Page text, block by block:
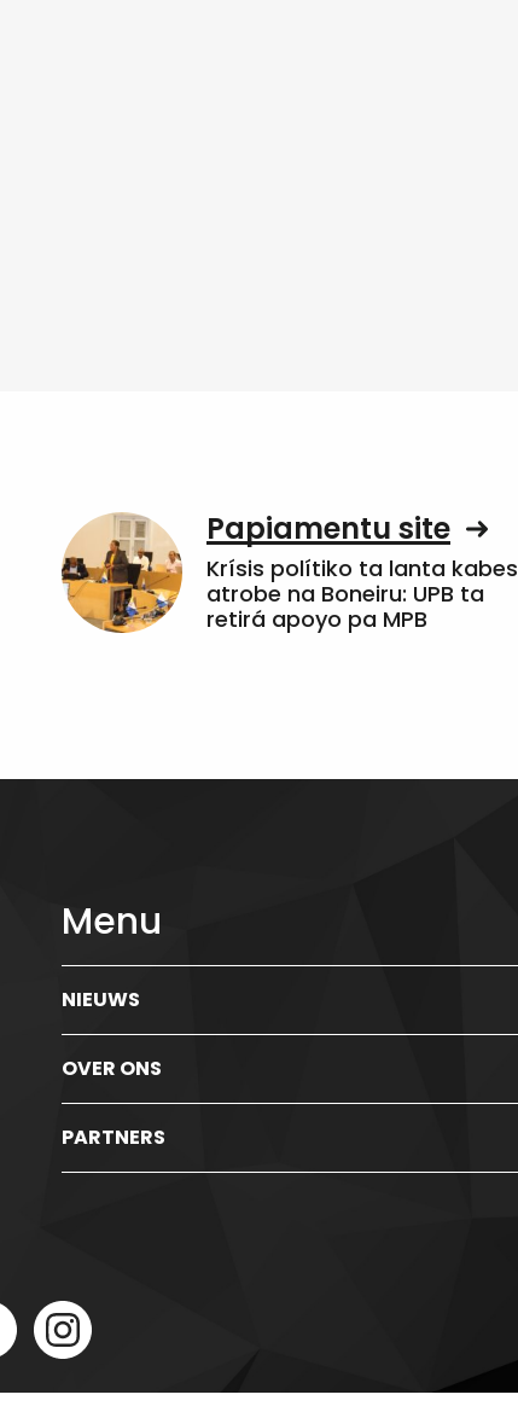
Papiamentu site
Krísis polítiko ta lanta kabes
atrobe na Boneiru: UPB ta
retirá apoyo pa MPB
Menu
NIEUWS
OVER ONS
PARTNERS